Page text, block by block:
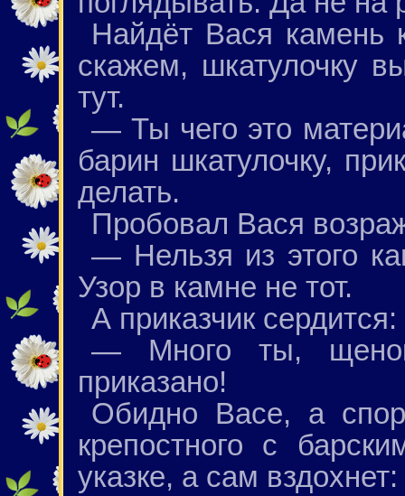
Найдёт Вася камень
скажем, шкатулочку
тут.
— Ты чего это
барин шкатулочку,
делать.
Пробовал Вася
— Нельзя из этого
Узор в камне не тот.
А приказчик сердится:
— Много ты,
приказано!
Обидно Васе, а
крепостного с
указке, а сам вздохнет: